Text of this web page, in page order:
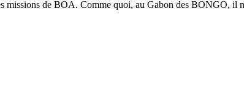
missions de BOA. Comme quoi, au Gabon des